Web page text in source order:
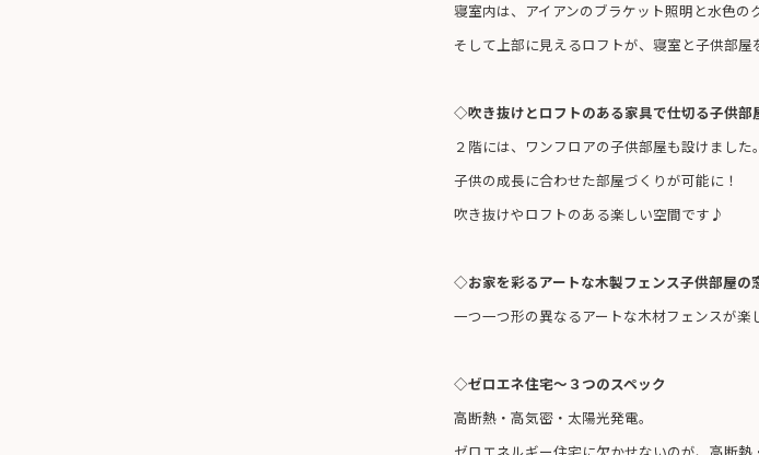
寝室内は、アイアンのブラケット照明と水色の
そして上部に見えるロフトが、寝室と子供部屋
◇吹き抜けとロフトのある家具で仕切る子供部
２階には、ワンフロアの子供部屋も設けました
子供の成長に合わせた部屋づくりが可能に！
吹き抜けやロフトのある楽しい空間です♪
◇お家を彩るアートな木製フェンス子供部屋の
一つ一つ形の異なるアートな木材フェンスが楽
◇ゼロエネ住宅～３つのスペック
高断熱・高気密・太陽光発電。
ゼロエネルギー住宅に欠かせないのが、高断